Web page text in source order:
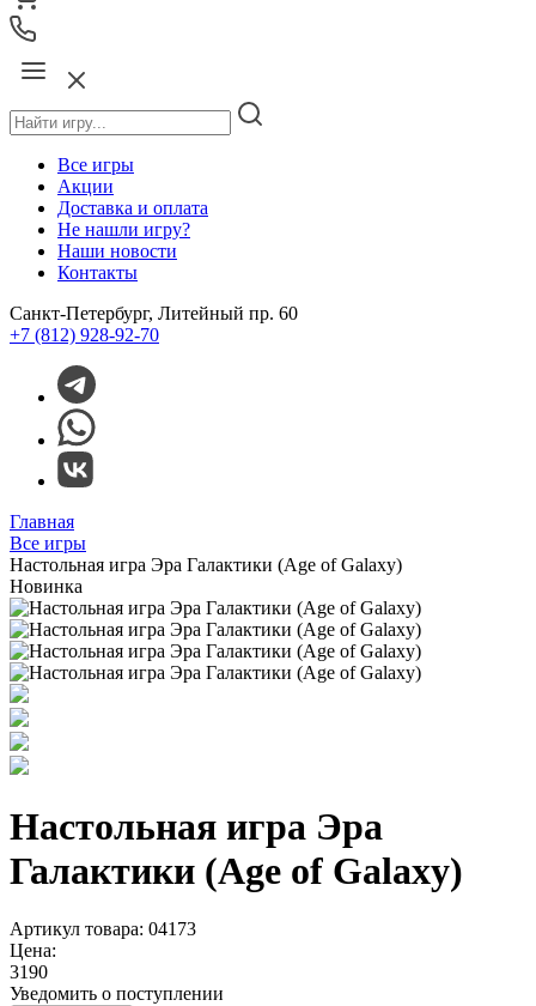
Все игры
Акции
Доставка и оплата
Не нашли игру?
Наши новости
Контакты
Санкт-Петербург, Литейный пр. 60
+7 (812) 928-92-70
Главная
Все игры
Настольная игра Эра Галактики (Age of Galaxy)
Новинка
Настольная игра Эра
Галактики (Age of Galaxy)
Артикул товара: 04173
Цена:
3190
Уведомить о поступлении